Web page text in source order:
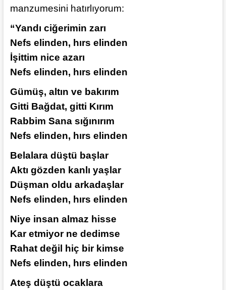
manzumesini hatırlıyorum:
“Yandı ciğerimin zarı
Nefs elinden, hırs elinden
İşittim nice azarı
Nefs elinden, hırs elinden
Gümüş, altın ve bakırım
Gitti Bağdat, gitti Kırım
Rabbim Sana sığınırım
Nefs elinden, hırs elinden
Belalara düştü başlar
Aktı gözden kanlı yaşlar
Düşman oldu arkadaşlar
Nefs elinden, hırs elinden
Niye insan almaz hisse
Kar etmiyor ne dedimse
Rahat değil hiç bir kimse
Nefs elinden, hırs elinden
Ateş düştü ocaklara